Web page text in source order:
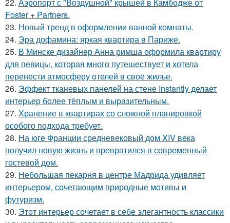
Foster + Partners.
23. Новый тренд в оформлении ванной комнаты.
24. Эра дофамина: яркая квартира в Париже.
25. В Минске дизайнер Анна римша оформила квартиру
для певицы, которая много путешествует и хотела
перенести атмосферу отелей в свое жилье.
26. Эффект тканевых панелей на стене Instantly делает
интерьер более тёплым и выразительным.
27. Хранение в квартирах со сложной планировкой
особого подхода требует.
28. На юге Франции средневековый дом XIV века
получил новую жизнь и превратился в современный
гостевой дом.
29. Небольшая пекарня в центре Мадрида удивляет
интерьером, сочетающим природные мотивы и
футуризм.
30. Этот интерьер сочетает в себе элегантность классики